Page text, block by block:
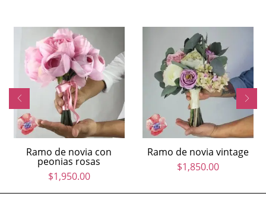
Ramo de novia con
peonias rosas
$1,950.00
Ramo de novia vintage
$1,850.00